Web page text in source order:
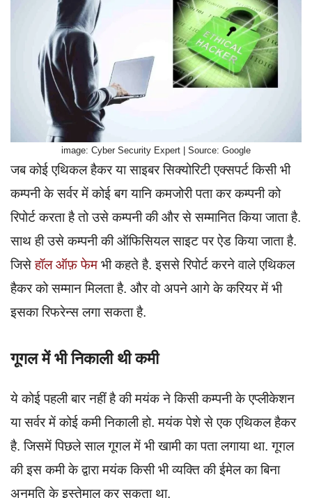
image: Cyber Security Expert | Source: Google
जब कोई एथिकल हैकर या साइबर सिक्योरिटी एक्सपर्ट किसी भी
कम्पनी के सर्वर में कोई बग यानि कमजोरी पता कर कम्पनी को
रिपोर्ट करता है तो उसे कम्पनी की और से सम्मानित किया जाता है.
साथ ही उसे कम्पनी की ऑफिसियल साइट पर ऐड किया जाता है.
जिसेहॉल ऑफ़ फेम भी कहते है. इससे रिपोर्ट करने वाले एथिकल
हैकर को सम्मान मिलता है. और वो अपने आगे के करियर में भी
इसका रिफरेन्स लगा सकता है.
गूगल में भी निकाली थी कमी
ये कोई पहली बार नहीं है की मयंक ने किसी कम्पनी के एप्लीकेशन
या सर्वर में कोई कमी निकाली हो. मयंक पेशे से एक एथिकल हैकर
है. जिसमें पिछले साल गूगल में भी खामी का पता लगाया था. गूगल
की इस कमी के द्वारा मयंक किसी भी व्यक्ति की ईमेल का बिना
अनुमति के इस्तेमाल कर सकता था.